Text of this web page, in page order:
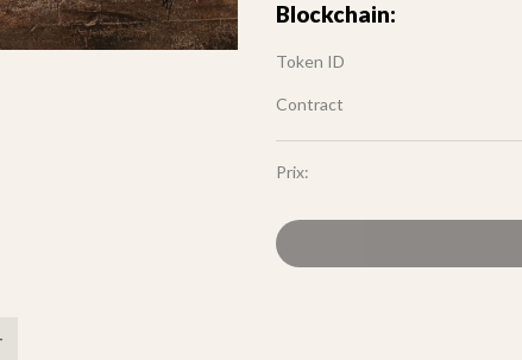
Blockchain:
Token ID
Contract
Prix: